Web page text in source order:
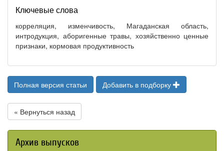
Ключевые слова
корреляция, изменчивость, Магаданская область,
интродукция, аборигенные травы, хозяйственно ценные
признаки, кормовая продуктивность
Полная версия статьи Добавить в подборку
« Вернуться назад
Архив выпусков